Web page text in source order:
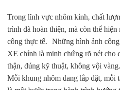
Trong lĩnh vực nhôm kính, chất
trình đã hoàn thiện, mà còn thể
công thực tế. Những hình ảnh
XE chính là minh chứng rõ nét cho
thận, đúng kỹ thuật, không vội vàng.
Mỗi khung nhôm đang lắp đặt, mỗi